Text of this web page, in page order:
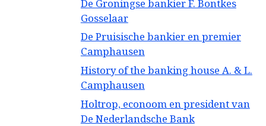
De Groningse bankier F. Bontkes
Gosselaar
De Pruisische bankier en premier
Camphausen
History of the banking house A. & L.
Camphausen
Holtrop, econoom en president van
De Nederlandsche Bank